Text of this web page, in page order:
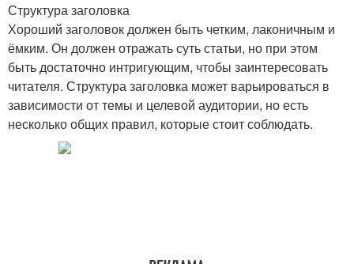
Структура заголовка
Хороший заголовок должен быть четким, лаконичным и
ёмким. Он должен отражать суть статьи, но при этом
быть достаточно интригующим, чтобы заинтересовать
читателя. Структура заголовка может варьироваться в
зависимости от темы и целевой аудитории, но есть
несколько общих правил, которые стоит соблюдать.